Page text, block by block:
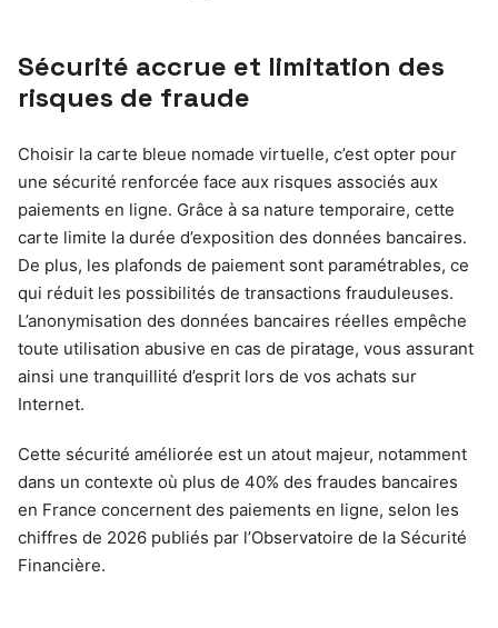
Sécurité accrue et limitation des
risques de fraude
Choisir la carte bleue nomade virtuelle, c’est opter pour
une sécurité renforcée face aux risques associés aux
paiements en ligne. Grâce à sa nature temporaire, cette
carte limite la durée d’exposition des données bancaires.
De plus, les plafonds de paiement sont paramétrables, ce
qui réduit les possibilités de transactions frauduleuses.
L’anonymisation des données bancaires réelles empêche
toute utilisation abusive en cas de piratage, vous assurant
ainsi une tranquillité d’esprit lors de vos achats sur
Internet.
Cette sécurité améliorée est un atout majeur, notamment
dans un contexte où plus de 40% des fraudes bancaires
en France concernent des paiements en ligne, selon les
chiffres de 2026 publiés par l’Observatoire de la Sécurité
Financière.